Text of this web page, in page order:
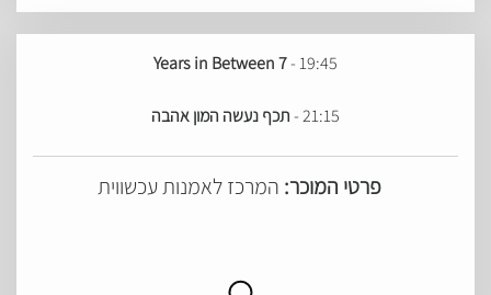
19:45 -
7 Years in Between
21:15 - תכף נעשה המון אהבה
פרטי המוכר: המרכז לאמנות עכשווית